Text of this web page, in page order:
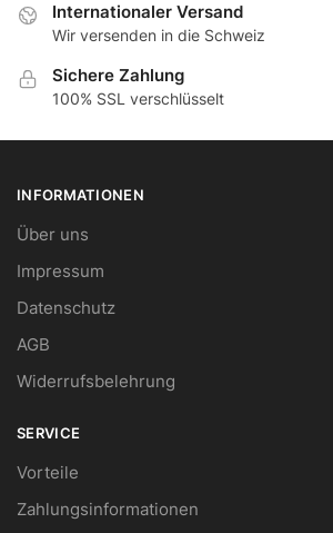
Internationaler Versand
Wir versenden in die Schweiz
Sichere Zahlung
100% SSL verschlüsselt
INFORMATIONEN
Über uns
Impressum
Datenschutz
AGB
Widerrufsbelehrung
SERVICE
Vorteile
Zahlungsinformationen